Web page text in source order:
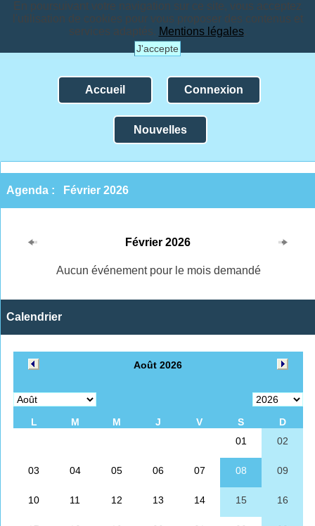
En poursuivant votre navigation sur ce site, vous acceptez
l'utilisation de cookies pour vous proposer des contenus et
services adaptés. Mentions légales.
J'accepte
Accueil Connexion
Nouvelles
Agenda : Février 2026
Février 2026
Aucun événement pour le mois demandé
Calendrier